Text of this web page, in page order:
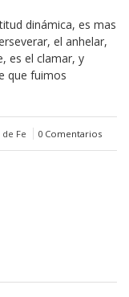
dinámica, es mas
el anhelar,
es el clamar, y
que fuimos
de Fe 0 Comentarios